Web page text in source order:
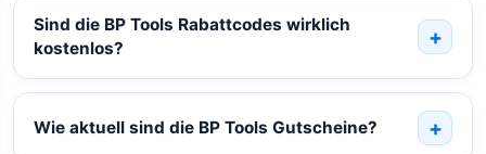
Sind die BP Tools Rabattcodes wirklich
kostenlos?
Wie aktuell sind die BP Tools Gutscheine?